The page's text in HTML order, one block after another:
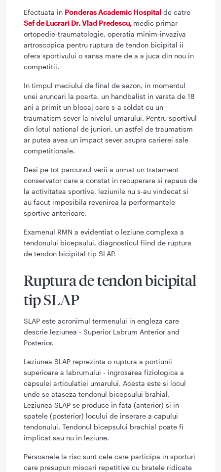
Efectuata in Ponderas Academic Hospital de catre
Sef de Lucrari Dr. Vlad Predescu, medic primar
ortopedie-traumatologie, operatia minim-invaziva
artroscopica pentru ruptura de tendon bicipital ii
ofera sportivului o sansa mare de a a juca din nou in
competitii.
In timpul meciului de final de sezon, in momentul
unei aruncari la poarta, un handbalist in varsta de 18
ani a primit un blocaj care s-a soldat cu un
traumatism sever la nivelul umarului. Pentru sportivul
din lotul national de juniori, un astfel de traumatism
ar putea avea un impact sever asupra carierei sale
competitionale.
Desi pe tot parcursul verii a urmat un tratament
conservator care a constat in recuperare si repaus de
la activitatea sportiva, leziunile nu s-au vindecat si
au facut imposibila revenirea la performantele
sportive anterioare.
Examenul RMN a evidentiat o leziune complexa a
tendonului bicepsului, diagnosticul fiind de ruptura
de tendon bicipital tip SLAP.
Ruptura de tendon bicipital
tip SLAP
SLAP este acronimul termenului in engleza care
descrie leziunea - Superior Labrum Anterior and
Posterior.
Leziunea SLAP reprezinta o ruptura a portiunii
superioare a labrumului - ingrosarea fiziologica a
capsulei articulatiei umarului. Acesta este si locul
unde se ataseza tendonul bicepsului brahial.
Leziunea SLAP se produce in fata (anterior) si in
spatele (posterior) locului de inserare a capului
tendonului. Tendonul bicepsului brachial poate fi
implicat sau nu in leziune.
Persoanele la risc sunt cele care participa in sporturi
care presupun miscari repetitive cu bratele ridicate